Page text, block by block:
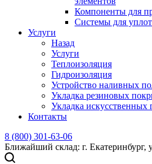
Компоненты для
Системы для
Услуги
Назад
Услуги
Теплоизоляция
Гидроизоляция
Устройство наливных
Укладка резиновых
Укладка искусственных
Контакты
8 (800) 301-63-06
Ближайший склад: г. Екатеринбург,